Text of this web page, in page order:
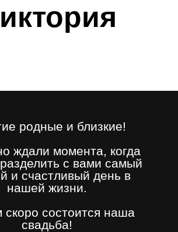
родные и близкие!
ждали момента, когда
с вами самый
и счастливый день в
нашей жизни.
скоро состоится наша
свадьба!